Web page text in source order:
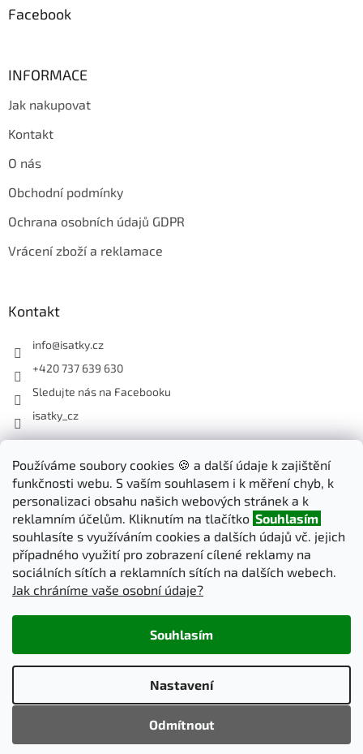
Používáme soubory cookies 🍪 a další údaje k zajištění
funkčnosti webu. S vaším souhlasem i k měření chyb, k
personalizaci obsahu našich webových stránek a k
reklamním účelům. Kliknutím na tlačítko Souhlasím
souhlasíte s využíváním cookies a dalších údajů vč. jejich
případného využití pro zobrazení cílené reklamy na
sociálních sítích a reklamních sítích na dalších webech.
Jak chráníme vaše osobní údaje?
Nastavení
Odmítnout
Souhlasím
Facebook
INFORMACE
Jak nakupovat
Kontakt
O nás
Obchodní podmínky
Ochrana osobních údajů GDPR
Vrácení zboží a reklamace
Kontakt
info@isatky.cz
+420 737 639 630
Sledujte nás na Facebooku
isatky_cz
Odebírat newsletter
Vložte svůj e-mail a my vám budeme zasílat informace o nových
produktech na našem e-shopu.
E-mail
PŘIHLÁSIT SE
nastavení cookies